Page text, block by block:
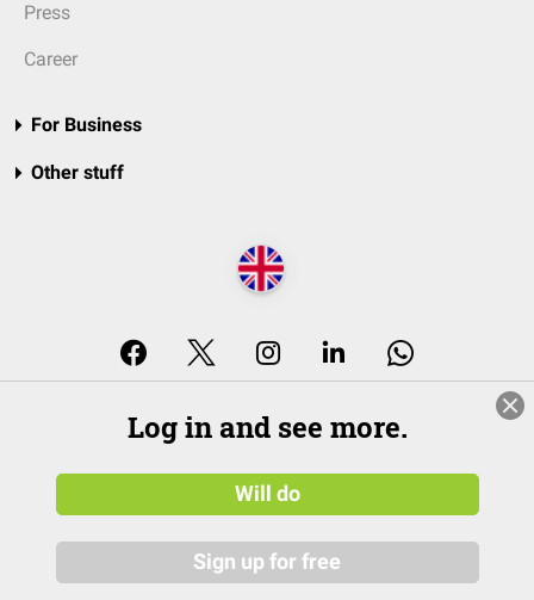
Press
Career
For Business
Other stuff
Log in and see more.
Will do
Sign up for free